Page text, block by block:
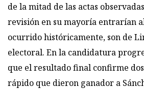
de la mitad de las actas
revisión en su mayoría entrarían
ocurrido históricamente, son de
electoral. En la candidatura
que el resultado final confirme
rápido que dieron ganador a